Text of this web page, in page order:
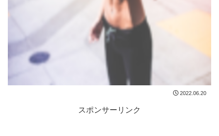
2022.06.20
スポンサーリンク